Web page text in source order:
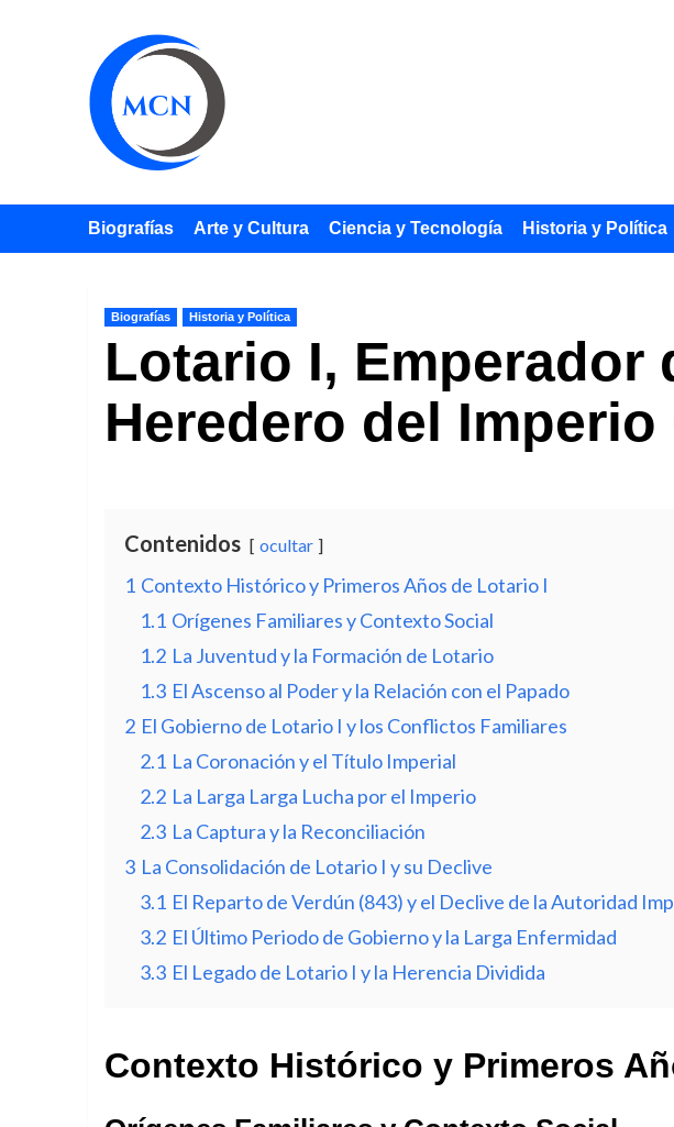
Biografías Arte y Cultura Ciencia y Tecnología Historia y Política
Biografías Historia y Política
Lotario I, Emperador
Heredero del
Contenidos ocultar
1 Contexto Histórico y Primeros Años de Lotario I
1.1 Orígenes Familiares y Contexto Social
1.2 La Juventud y la Formación de Lotario
1.3 El Ascenso al Poder y la Relación con el Papado
2 El Gobierno de Lotario I y los Conflictos Familiares
2.1 La Coronación y el Título Imperial
2.2 La Larga Larga Lucha por el Imperio
2.3 La Captura y la Reconciliación
3 La Consolidación de Lotario I y su Declive
3.1 El Reparto de Verdún (843) y el Declive de la Autoridad
3.2 El Último Periodo de Gobierno y la Larga Enfermidad
3.3 El Legado de Lotario I y la Herencia Dividida
Contexto Histórico y Primeros